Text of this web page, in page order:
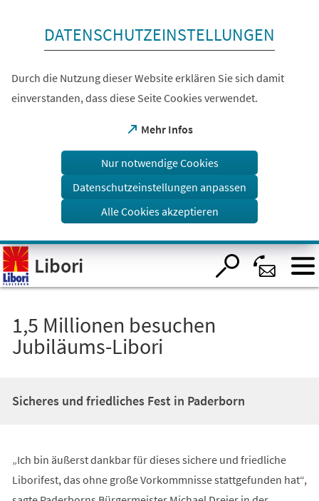
Visuelle
Assistenzsoftware
öffnen.
DATENSCHUTZEINSTELLUNGEN
Durch die Nutzung dieser Website erklären Sie sich damit
einverstanden, dass diese Seite Cookies verwendet.
Mehr Infos
(Öffnet
einem
Tab)
Nur notwendige Cookies
Datenschutzeinstellungen anpassen
Alle Cookies akzeptieren
Libori
1,5 Millionen besuchen
Jubiläums-Libori
Sicheres und friedliches Fest in Paderborn
„Ich bin äußerst dankbar für dieses sichere und friedliche
Liborifest, das ohne große Vorkommnisse stattgefunden hat“,